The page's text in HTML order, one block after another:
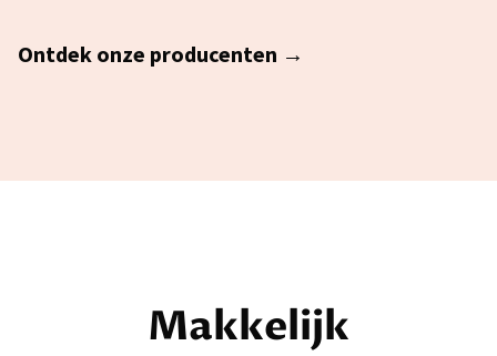
Ontdek onze producenten →
Makkelijk